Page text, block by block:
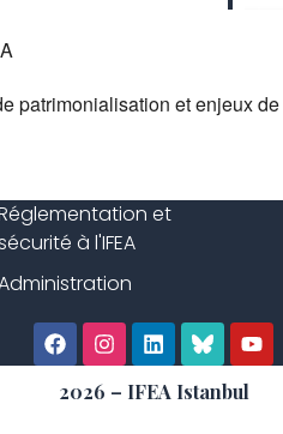
patrimonialisation et enjeux
et
à l'IFEA
2026 – IFEA Istanbul